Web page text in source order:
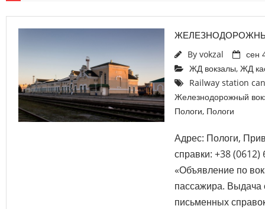
By vokzal
сен
ЖД вокзалы, ЖД
Railway station
Железнодорожный
Пологи, Пологи
Адрес: Пологи,
справки: +38 (0612)
«Объявление по
пассажира.
письменных